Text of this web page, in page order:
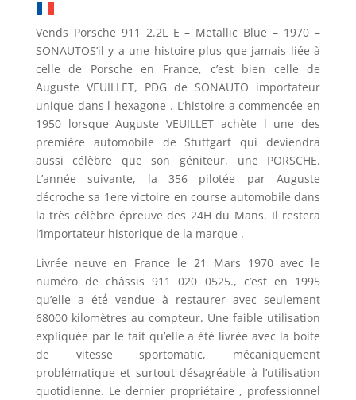
Vends Porsche 911 2.2L E – Metallic Blue – 1970 –
SONAUTOS’il y a une histoire plus que jamais liée à
celle de Porsche en France, c’est bien celle de
Auguste VEUILLET, PDG de SONAUTO importateur
unique dans l hexagone . L’histoire a commencée en
1950 lorsque Auguste VEUILLET achète l une des
première automobile de Stuttgart qui deviendra
aussi célèbre que son géniteur, une PORSCHE.
L’année suivante, la 356 pilotée par Auguste
décroche sa 1ere victoire en course automobile dans
la très célèbre épreuve des 24H du Mans. Il restera
l’importateur historique de la marque .
Livrée neuve en France le 21 Mars 1970 avec le
numéro de châssis 911 020 0525., c’est en 1995
qu’elle a été́ vendue à restaurer avec seulement
68000 kilomètres au compteur. Une faible utilisation
expliquée par le fait qu’elle a été livrée avec la boite
de vitesse sportomatic, mécaniquement
problématique et surtout désagréable à l’utilisation
quotidienne. Le dernier propriétaire , professionnel